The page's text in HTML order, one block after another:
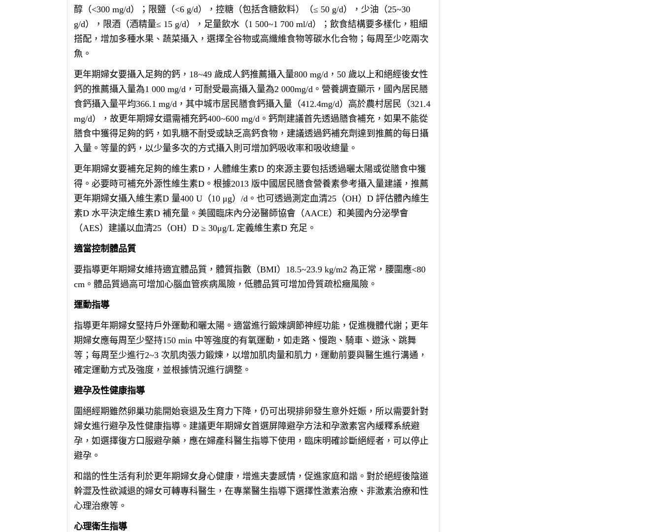
醇（<300 mg/d）；限鹽（<6 g/d），控糖（包括含糖飲料）（≤ 50 g/d），少油（25~30
g/d），限酒（酒精量≤ 15 g/d），足量飲水（1 500~1 700 ml/d）；飲食結構要多樣化，粗細
搭配，增加多種水果、蔬菜攝入，選擇全谷物或高纖維食物等碳水化合物；每周至少吃兩次
魚。
更年期婦女要攝入足夠的鈣，18~49 歲成人鈣推薦攝入量800 mg/d，50 歲以上和絕經後女性
鈣的推薦攝入量為1 000 mg/d，可耐受最高攝入量為2 000mg/d。營養調查顯示，國內居民膳
食鈣攝入量平均366.1 mg/d，其中城市居民膳食鈣攝入量（412.4mg/d）高於農村居民（321.4
mg/d），故更年期婦女還需補充鈣400~600 mg/d。鈣劑建議首先透過膳食補充，如果不能從
膳食中獲得足夠的鈣，如乳糖不耐受或缺乏高鈣食物，建議透過鈣補充劑達到推薦的每日攝
入量。等量的鈣，以少量多次的方式攝入則可增加鈣吸收率和吸收總量。
更年期婦女要補充足夠的維生素D，人體維生素D 的來源主要包括透過曬太陽或從膳食中獲
得。必要時可補充外源性維生素D。根據2013 版中國居民膳食營養素參考攝入量建議，推薦
更年期婦女攝入維生素D 量400 U（10 μg）/d。也可透過測定血清25（OH）D 評估體內維生
素D 水平決定維生素D 補充量。美國臨床內分泌醫師協會（AACE）和美國內分泌學會
（AES）建議以血清25（OH）D ≥ 30μg/L 定義維生素D 充足。
適當控制體品質
要指導更年期婦女維持適宜體品質，體質指數（BMI）18.5~23.9 kg/m2 為正常，腰圍應<80
cm。體品質過高可增加心腦血管疾病風險，低體品質可增加骨質疏松癥風險。
運動指導
指導更年期婦女堅持戶外運動和曬太陽。適當進行鍛煉調節神經功能，促進機體代謝；更年
期婦女應每周至少堅持150 min 中等強度的有氧運動，如走路、慢跑、騎車、遊泳、跳舞
等；每周至少進行2~3 次肌肉張力鍛煉，以增加肌肉量和肌力，運動前要與醫生進行溝通，
確定運動方式及強度，並根據情況進行調整。
避孕及性健康指導
圍絕經期雖然卵巢功能開始衰退及生育力下降，仍可出現排卵發生意外妊娠，所以需要針對
婦女進行避孕及性健康指導。建議更年期婦女首選屏障避孕方法和孕激素宮內緩釋系統避
孕，如選擇復方口服避孕藥，應在婦產科醫生指導下使用，臨床明確診斷絕經者，可以停止
避孕。
和諧的性生活有利於更年期婦女身心健康，增進夫妻感情，促進家庭和諧。對於絕經後陰道
幹澀及性欲減退的婦女可轉專科醫生，在專業醫生指導下選擇性激素治療、非激素治療和性
心理治療等。
心理衛生指導